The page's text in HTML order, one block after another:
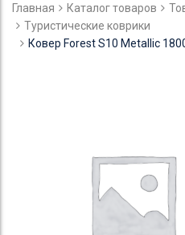
Главная Каталог товаров
Туристические коврики
Ковер Forest S10 Metallic